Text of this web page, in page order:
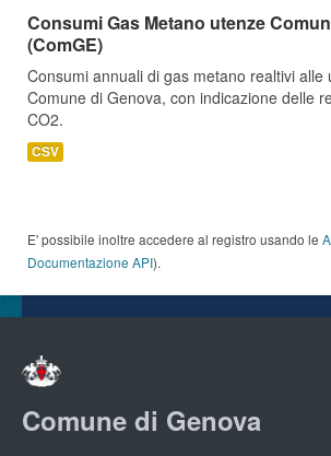
Consumi Gas Metano utenze
(ComGE)
Consumi annuali di gas metano realtivi alle
Comune di Genova, con indicazione delle
CO2.
CSV
E' possibile inoltre accedere al registro usando le
Documentazione API).
Comune di Genova